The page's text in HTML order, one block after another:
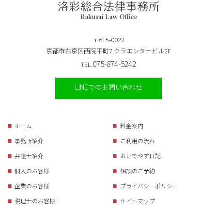
〒615-0022
京都市右京区西院平町7 クラエンタービル2F
TEL.075-874-5242
LINEでのお問い合わせ
ホーム
事務所紹介
弁護士紹介
個人のお客様
企業のお客様
税理士のお客様
料金案内
ご利用の流れ
おいでやす日記
相談のご予約
プライバシーポリシー
サイトマップ